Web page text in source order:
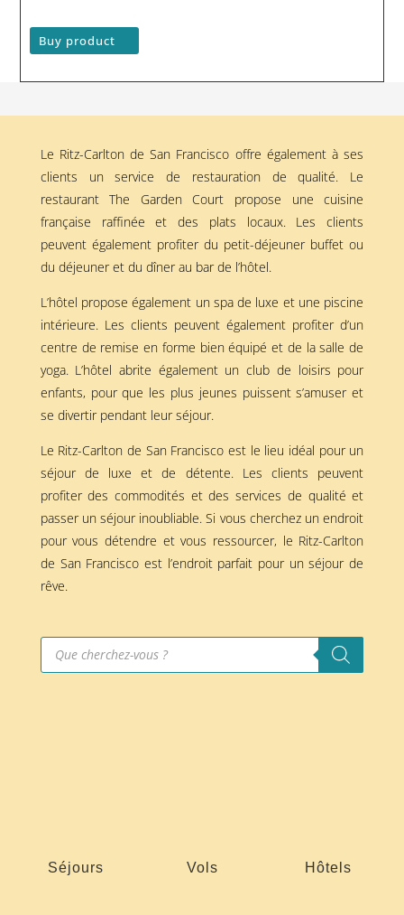
Buy product
Le Ritz-Carlton de San Francisco offre également à ses
clients un service de restauration de qualité. Le
restaurant The Garden Court propose une cuisine
française raffinée et des plats locaux. Les clients
peuvent également profiter du petit-déjeuner buffet ou
du déjeuner et du dîner au bar de l’hôtel.
L’hôtel propose également un spa de luxe et une piscine
intérieure. Les clients peuvent également profiter d’un
centre de remise en forme bien équipé et de la salle de
yoga. L’hôtel abrite également un club de loisirs pour
enfants, pour que les plus jeunes puissent s’amuser et
se divertir pendant leur séjour.
Le Ritz-Carlton de San Francisco est le lieu idéal pour un
séjour de luxe et de détente. Les clients peuvent
profiter des commodités et des services de qualité et
passer un séjour inoubliable. Si vous cherchez un endroit
pour vous détendre et vous ressourcer, le Ritz-Carlton
de San Francisco est l’endroit parfait pour un séjour de
rêve.
Recherche
produits
Séjours Vols Hôtels